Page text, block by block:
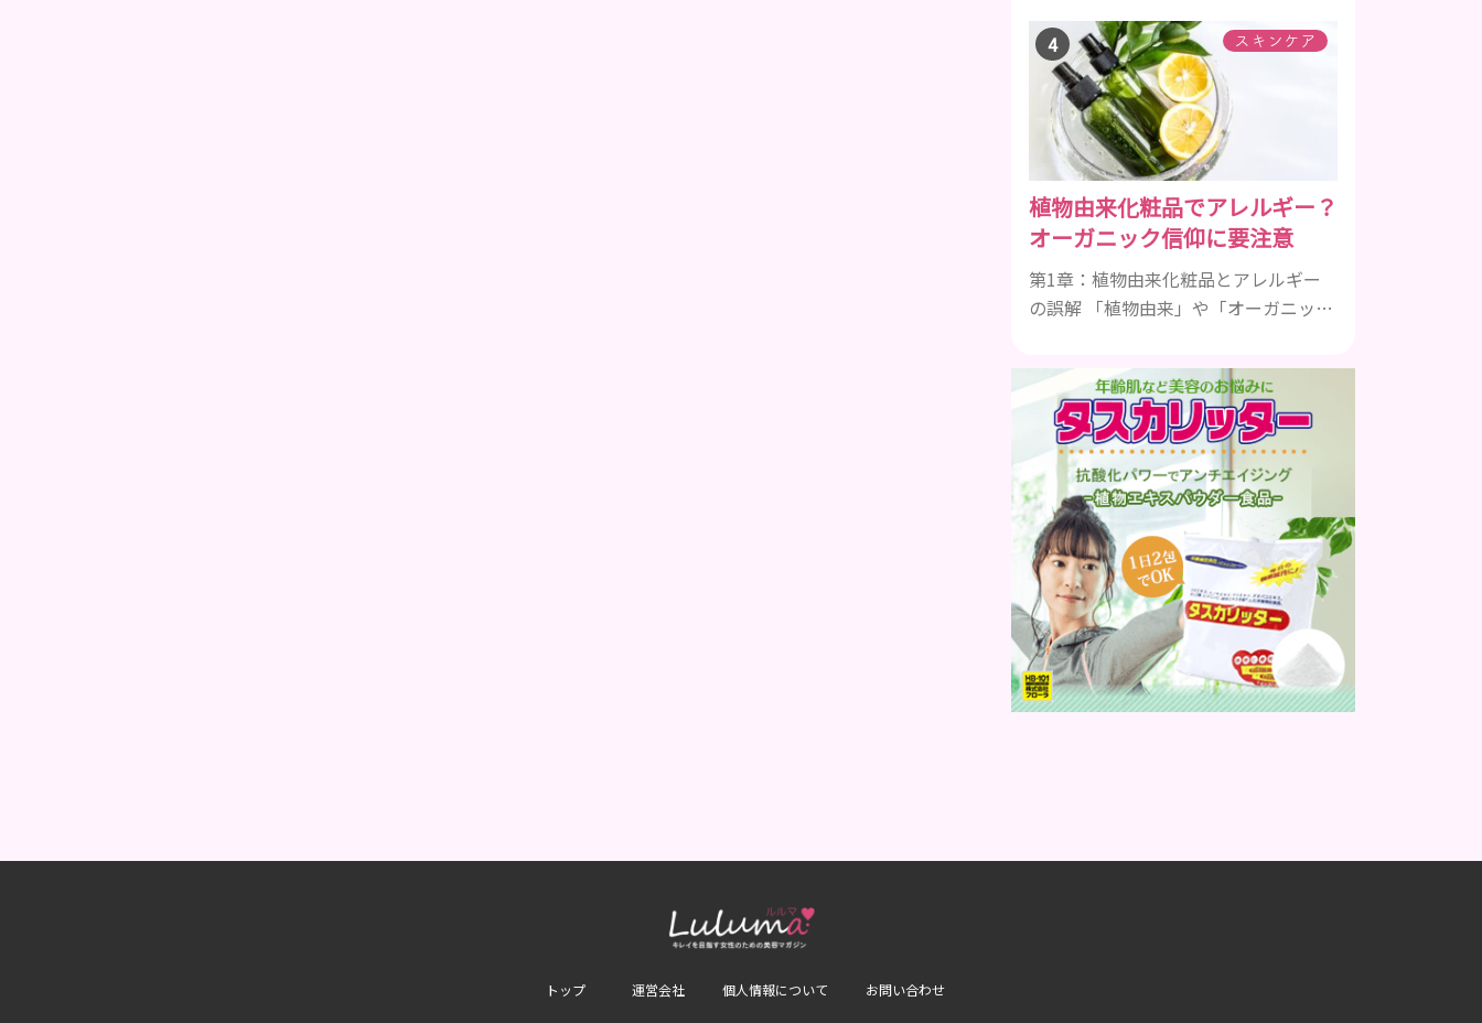
ビや肌荒れが出やすい状態のことを指
します。乾燥肌や皮脂性と同じ、生ま
れ持ったものというイメージを持つ人
もいると思いますが、実は加齢が原因
で肌のバリア機能が衰え、敏感肌にな
ることがあるのです。肌のうるおいが
不足しがちになっても、いつまでも
若々しくありたいと思う女性は多いで
しょう。 エイジングケア製...
スキンケア
植物由来化粧品でアレルギー？
オーガニック信仰に要注意
第1章：植物由来化粧品とアレルギー
の誤解 「植物由来」や「オーガニッ
も安心—そう思っていたのに、赤みや
かゆみなどの肌トラブルが起きた経験
はありませんか？実は、天然成分にも
アレルゲンとなる物質は数多く含まれ
ており、植物由来だからといって安全
とは限らないのです。とくに精油やハ
ーブ系の植物成分は、敏感肌に刺激を
与えることもあります。大切なのは、
イメージではなく“成分”で...
トップ 運営会社 個人情報について お問い合わせ